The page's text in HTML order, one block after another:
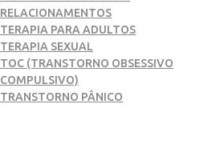
RELACIONAMENTOS
TERAPIA PARA ADULTOS
TERAPIA SEXUAL
TOC (TRANSTORNO OBSESSIVO
COMPULSIVO)
TRANSTORNO PÂNICO